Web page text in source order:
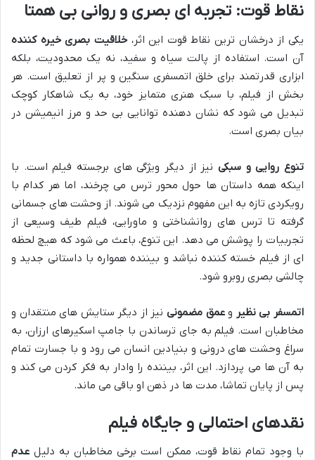
نقاط قوت: تجربه ای بصری و روانی بی همتا
یکی از درخشان ترین نقاط قوت این اثر،خلاقیت بصری خیره کننده
آن است. استفاده از پالت سیاه و سفید، نه یک محدودیت، بلکه
ابزاری قدرتمند برای خلق اتمسفری سنگین و پر از تعلیق است. هر
بخش از فیلم، با سبک هنری متمایز خود، به یک شاهکار کوچک
تبدیل می شود که نشان دهنده توانایی بی حد و مرز انیمیشن در
بیان بصری است.
تنوع روایی و سبکی نیز از دیگر ویژگی های برجسته فیلم است. با
اینکه همه داستان ها حول محور ترس می چرخند، اما هر کدام با
رویکردی تازه به این مفهوم نزدیک می شوند. از وحشت های جسمانی
گرفته تا ترس های روانشناختی و ماورایی، فیلم طیف وسیعی از
تجربیات را پوشش می دهد. این تنوع، باعث می شود که هیچ لحظه
ای از فیلم خسته کننده نباشد و بیننده همواره با داستانی جدید و
چالشی بصری روبرو شود.
اتمسفر بی نظیر وعمق مضمونینیز از دیگر ستایش های منتقدان و
مخاطبان است. فیلم به جای ترساندن با جامپ اسکیرهای ارزان، به
سراغ وحشت های درونی و بنیادین انسان می رود و با جسارت تمام
به آن ها می پردازد. این اثر، بیننده را وادار به فکر کردن می کند و
پس از پایان تماشا، مدت ها در ذهن او باقی می ماند.
نقدهای احتمالی و جایگاه فیلم
با وجود تمام نقاط قوت، ممکن است برخی مخاطبان به دلیل عدم